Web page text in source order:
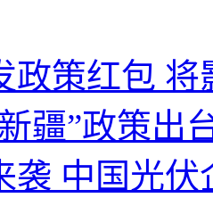
政策红包
疆”政策出
袭 中国光